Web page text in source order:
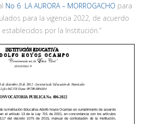
No 6 LA AURORA – MORROGACHO para
para la vigencia 2022, de acuerdo
por la Institución.”